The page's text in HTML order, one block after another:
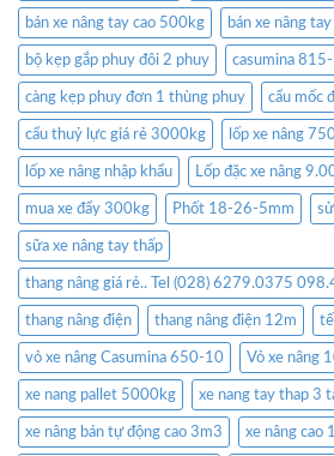
bán xe nâng tay cao 500kg bán xe nâng
bộ kẹp gắp phuy đôi 2 phuy casumina
càng kẹp phuy đơn 1 thùng phuy cẩu mốc
cẩu thuỷ lực giá rẻ 3000kg lốp xe nâng
lốp xe nâng nhập khẩu Lốp đặc xe nâng
mua xe đẩy 300kg Phốt 18-26-5mm
sữa xe nâng tay thấp
thang nâng giá rẻ.. Tel (028) 6279.0375
thang nâng điện thang nâng điện 12m
vỏ xe nâng Casumina 650-10 Vỏ xe nâng
xe nang pallet 5000kg xe nang tay thap 3
xe nâng bán tự động cao 3m3 xe nâng cao